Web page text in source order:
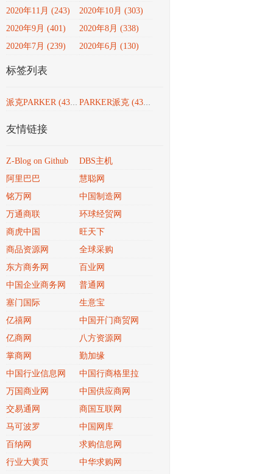
2020年11月 (243)
2020年10月 (303)
2020年9月 (401)
2020年8月 (338)
2020年7月 (239)
2020年6月 (130)
标签列表
派克PARKER(4351) PARKER派克 (4351)
友情链接
Z-Blog on Github
DBS主机
阿里巴巴
慧聪网
铭万网
中国制造网
万通商联
环球经贸网
商虎中国
旺天下
商品资源网
全球采购
东方商务网
百业网
中国企业商务网
普通网
塞门国际
生意宝
亿禧网
中国开门商贸网
亿商网
八方资源网
掌商网
勤加缘
中国行业信息网
中国行商格里拉
万国商业网
中国供应商网
交易通网
商国互联网
马可波罗
中国网库
百纳网
求购信息网
行业大黄页
中华求购网